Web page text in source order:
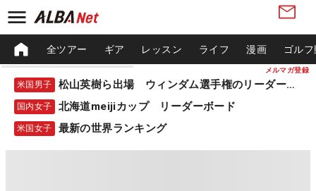
メルマガ登録
全ツアー ギア レッスン ライフ 漫画 ゴル
米国男子 松山英樹ら出場 ウィンダム選手権のリーダーボード
国内女子 北海道meijiカップ リーダーボード
米国女子 最新の世界ランキング